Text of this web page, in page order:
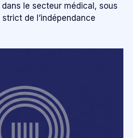
le secteur médical, sous
de l’indépendance